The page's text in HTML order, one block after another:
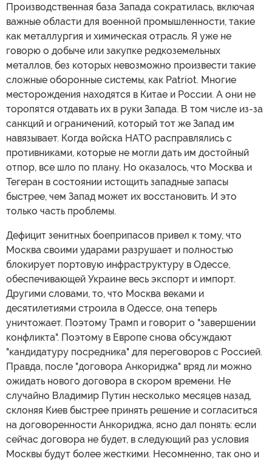
Производственная база Запада сократилась, включая
важные области для военной промышленности, такие
как металлургия и химическая отрасль. Я уже не
говорю о добыче или закупке редкоземельных
металлов, без которых невозможно произвести такие
сложные оборонные системы, как Patriot. Многие
месторождения находятся в Китае и России. А они не
торопятся отдавать их в руки Запада. В том числе из-за
санкций и ограничений, который тот же Запад им
навязывает. Когда войска НАТО расправлялись с
противниками, которые не могли дать им достойный
отпор, все шло по плану. Но оказалось, что Москва и
Тегеран в состоянии истощить западные запасы
быстрее, чем Запад может их восстановить. И это
только часть проблемы.
Дефицит зенитных боеприпасов привел к тому, что
Москва своими ударами разрушает и полностью
блокирует портовую инфраструктуру в Одессе,
обеспечивающей Украине весь экспорт и импорт.
Другими словами, то, что Москва веками и
десятилетиями строила в Одессе, она теперь
уничтожает. Поэтому Трамп и говорит о "завершении
конфликта". Поэтому в Европе снова обсуждают
"кандидатуру посредника" для переговоров с Россией.
Правда, после "договора Анкориджа" вряд ли можно
ожидать нового договора в скором времени. Не
случайно Владимир Путин несколько месяцев назад,
склоняя Киев быстрее принять решение и согласиться
на договоренности Анкориджа, ясно дал понять: если
сейчас договора не будет, в следующий раз условия
Москвы будут более жесткими. Несомненно, так оно и